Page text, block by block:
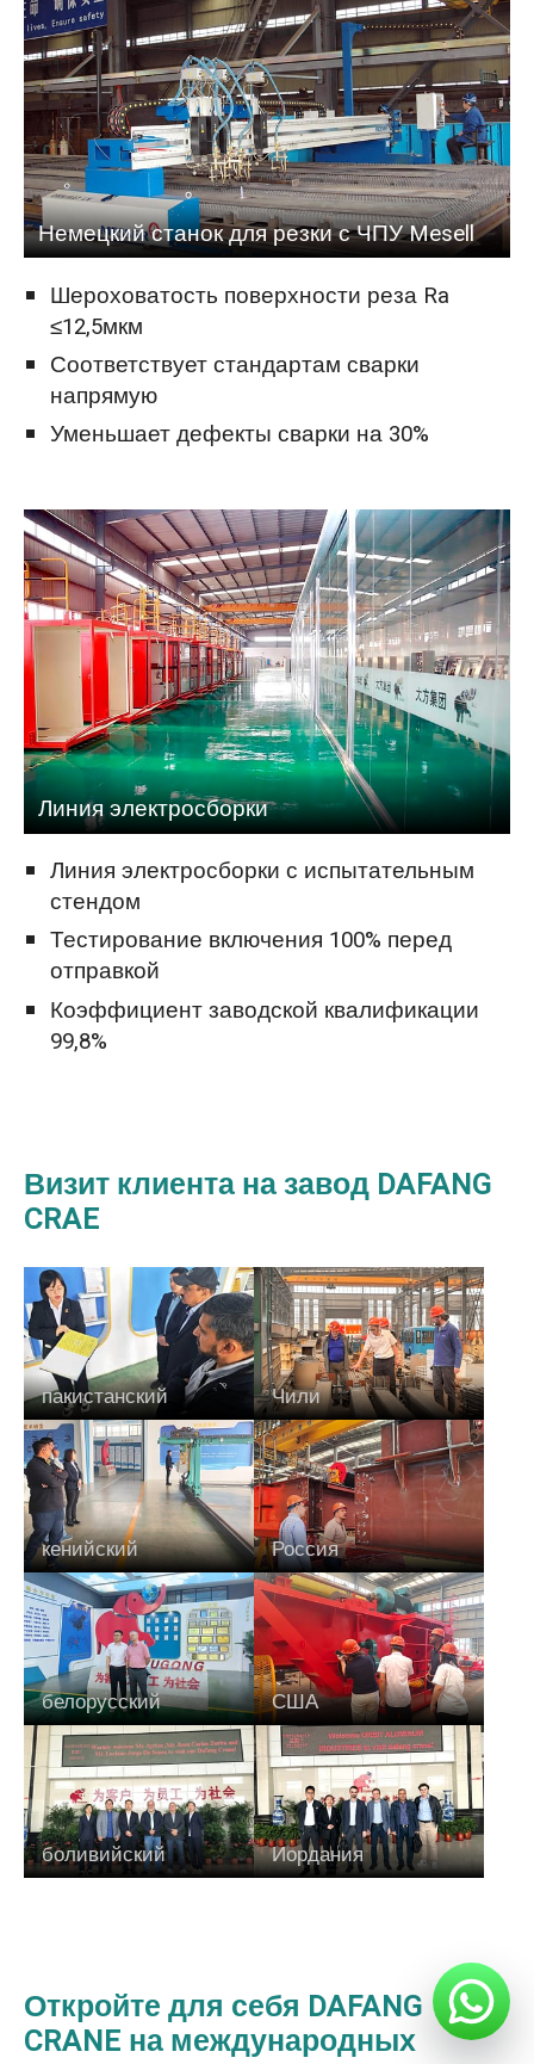
Немецкий станок для резки с ЧПУ Mesell
Шероховатость поверхности реза Ra
≤12,5мкм
Соответствует стандартам сварки
напрямую
Уменьшает дефекты сварки на 30%
Линия электросборки
Линия электросборки с испытательным
стендом
Тестирование включения 100% перед
отправкой
Коэффициент заводской квалификации
99,8%
Визит клиента на завод DAFANG
CRAE
пакистанский Чили
кенийский Россия
белорусский США
боливийский Иордания
Откройте для себя DAFANG
CRANE на международных